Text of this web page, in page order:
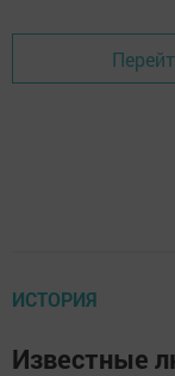
ИСТОРИЯ
Известные